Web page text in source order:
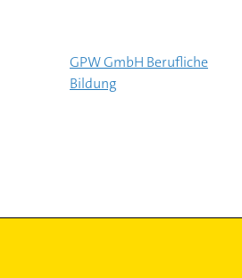
GPW GmbH Berufliche
Bildung